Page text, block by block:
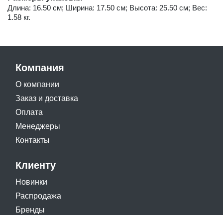
Длина: 16.50 см; Ширина: 17.50 см; Высота: 25.50 см; Вес:
1.58 кг.
Компания
О компании
Заказ и доставка
Оплата
Менеджеры
Контакты
Клиенту
Новинки
Распродажа
Бренды